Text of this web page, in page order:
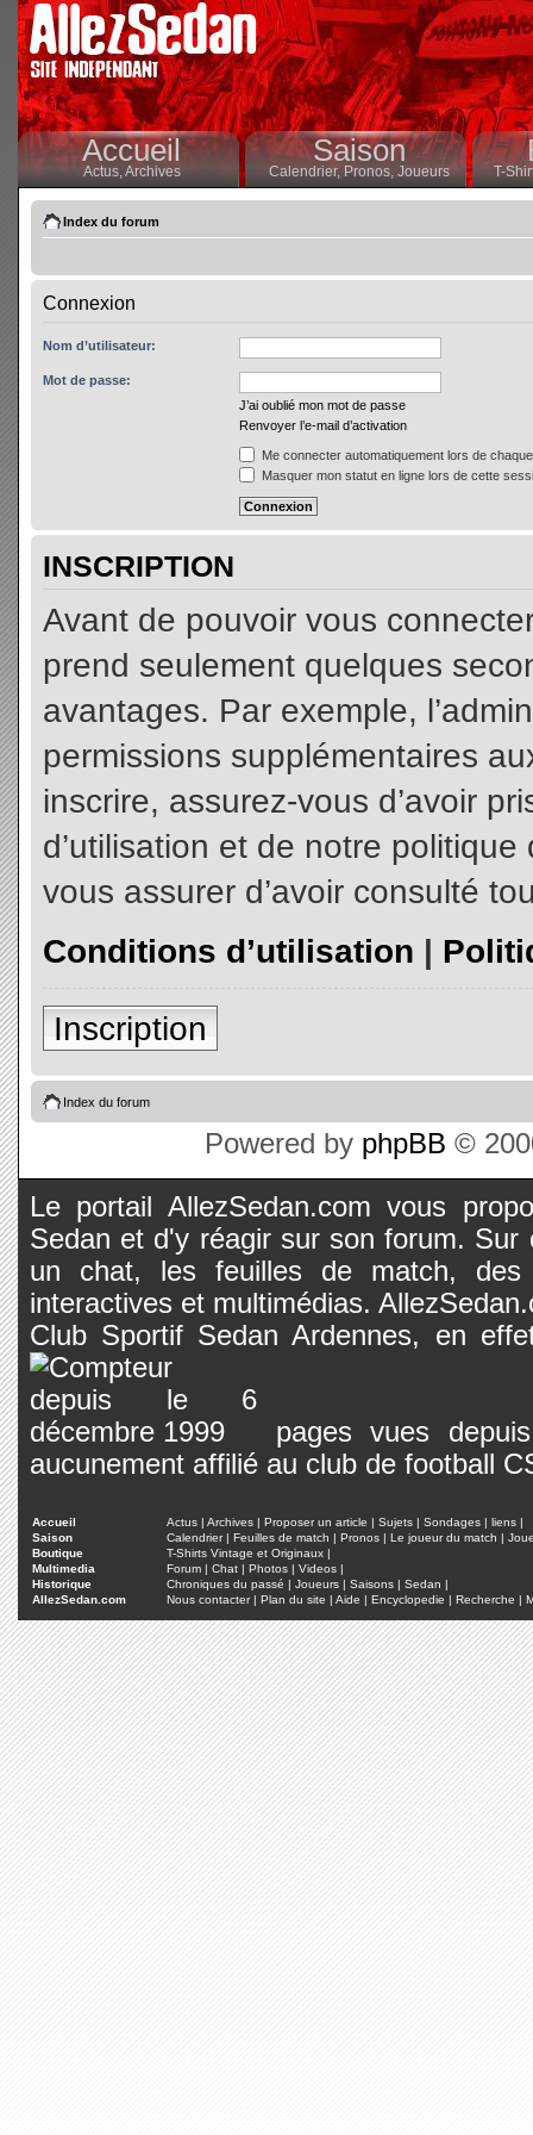
Accueil
Actus,Archives
Saison
Calendrier,Pronos, Joueurs T-
Index du forum
Connexion
Nom d’utilisateur:
Mot de passe:
J’ai oublié mon mot de passe
Renvoyer l’e-mail d’activation
Me connecter automatiquement lors de
Masquer mon statut en ligne lors de cette
INSCRIPTION
Avant de pouvoir vous
prend seulement quelques
avantages. Par exemple,
permissions supplémentaires
inscrire, assurez-vous d’avoir
d’utilisation et de notre
vous assurer d’avoir consulté
Conditions d’utilisation |
Inscription
Index du forum
Powered by phpBB ©
Le portail AllezSedan.com vous
Sedan et d'y réagir sur son forum.
un chat, les feuilles de match, des
interactives et multimédias.
Club Sportif Sedan Ardennes, en
pages vues
aucunement affilié au club de football
Accueil Actus | Archives | Proposer un article | Sujets | Sondages | liens |
Saison
Calendrier| Feuilles de match | Pronos | Le joueur du match |
Boutique
T-Shirts Vintage et Originaux |
Multimedia
Forum | Chat | Photos | Videos |
Historique
Chroniques du passé | Joueurs | Saisons | Sedan |
AllezSedan.com
Nous contacter| Plan du site | Aide | Encyclopedie | Recherche |